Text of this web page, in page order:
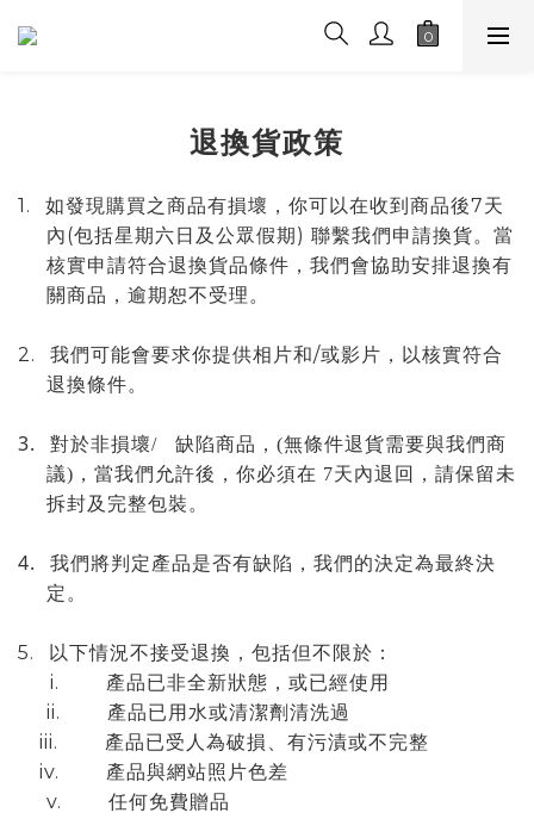
退換貨政策
1. 如發現購買之商品有損壞，你可以在收到商品後7天
內(包括星期六日及公眾假期 ) 聯繫我們申請換貨。當
核實申請符合退換貨品條件，我們會協助安排退換有
關商品，逾期恕不受理。
2. 我們可能會要求你提供相片和/或影片，以核實符合
退換條件。
3. 對於非損壞/ 缺陷商品 ， (無條件退貨需要與我們商
議) ， 當我們允許後 ，你必須在 7天內退回
，請保留未
拆封及完整包裝 。
4.
我們將判定產品是否有缺陷，我們的決定為最終決
定。
5. 以下情況不接受退換，包括但不限於：
i. 產品已非全新狀態，或已經使用
ii. 產品已用水或清潔劑清洗過
iii. 產品已受人為破損、有污漬或不完整
iv. 產品與網站照片色差
v. 任何免費贈品